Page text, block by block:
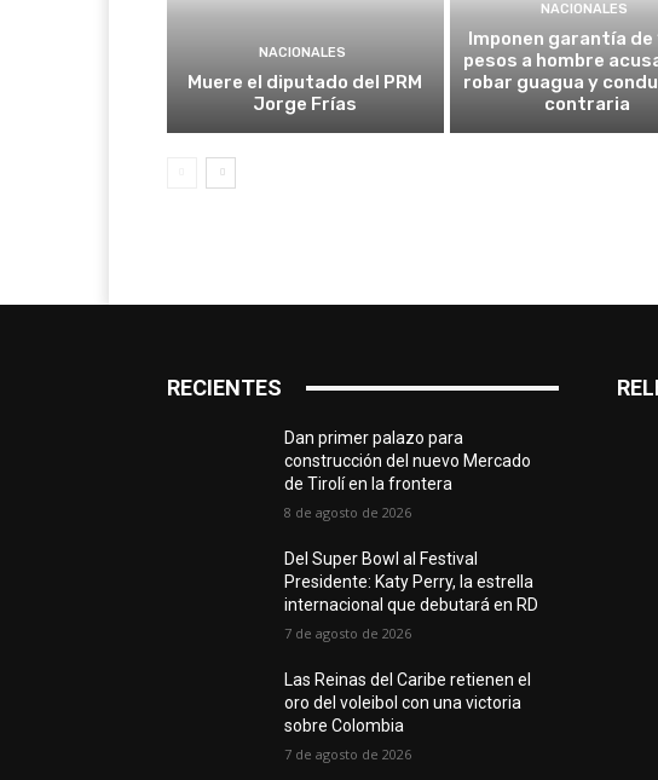
NACIONALES
Muere el diputado del PRM
Jorge Frías
NACIONALES
Imponen garantía de
pesos a hombre
robar guagua y
contraria
RECIENTES
Dan primer palazo para
construcción del nuevo Mercado
de Tirolí en la frontera
8 de agosto de 2026
Del Super Bowl al Festival
Presidente: Katy Perry, la estrella
internacional que debutará en RD
7 de agosto de 2026
Las Reinas del Caribe retienen el
oro del voleibol con una victoria
sobre Colombia
7 de agosto de 2026